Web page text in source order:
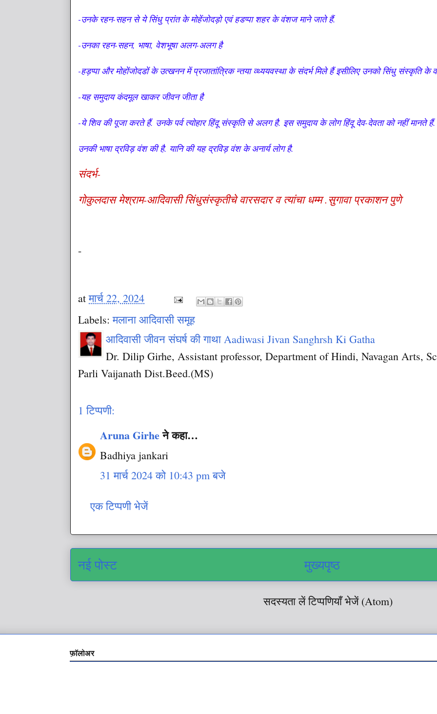
-उनके रहन-सहन से ये सिंधु प्रांत के मोहेंजोदड़ो एवं हडप्पा शहर के वंशज माने जाते हैं.
-उनका रहन-सहन, भाषा, वेशभूषा अलग-अलग है
-हड़प्पा और मोहोंजोदडों के उत्खनन में प्रजातांत्रिक न्तया व्थ्ययवस्था के संदर्भ मिले हैं इसीलिए उनको सिंधु संस्कृति के
-यह समुदाय कंदमूल खाकर जीवन जीता है
-ये शिव की पूजा करते हैं. उनके पर्व त्योहार हिंदू संस्कृति से अलग है. इस समुदाय के लोग हिंदू देव-देवता को नहीं मानते हैं.
उनकी भाषा द्रविड़ वंश की है. यानि की यह द्रविड़ वंश के अनार्य लोग है.
संदर्भ-
गोकुलदास मेश्राम-आदिवासी सिंधुसंस्कृतीचे वारसदार व त्यांचा धम्म .सुगावा प्रकाशन पुणे
-
atमार्च 22, 2024
Labels:मलाना आदिवासी समूह
आदिवासी जीवन संघर्ष की गाथा Aadiwasi Jivan Sanghrsh Ki Gatha
Dr. Dilip Girhe, Assistant professor, Department of Hindi, Navagan Arts,
Parli Vaijanath Dist.Beed.(MS)
1 टिप्पणी:
Aruna Girheने कहा…
Badhiya jankari
31 मार्च 2024 को 10:43 pm बजे
एक टिप्पणी भेजें
नई पोस्ट मुख्यपृष्ठ
सदस्यता लेंटिप्पणियाँ भेजें (Atom)
फ़ॉलोअर